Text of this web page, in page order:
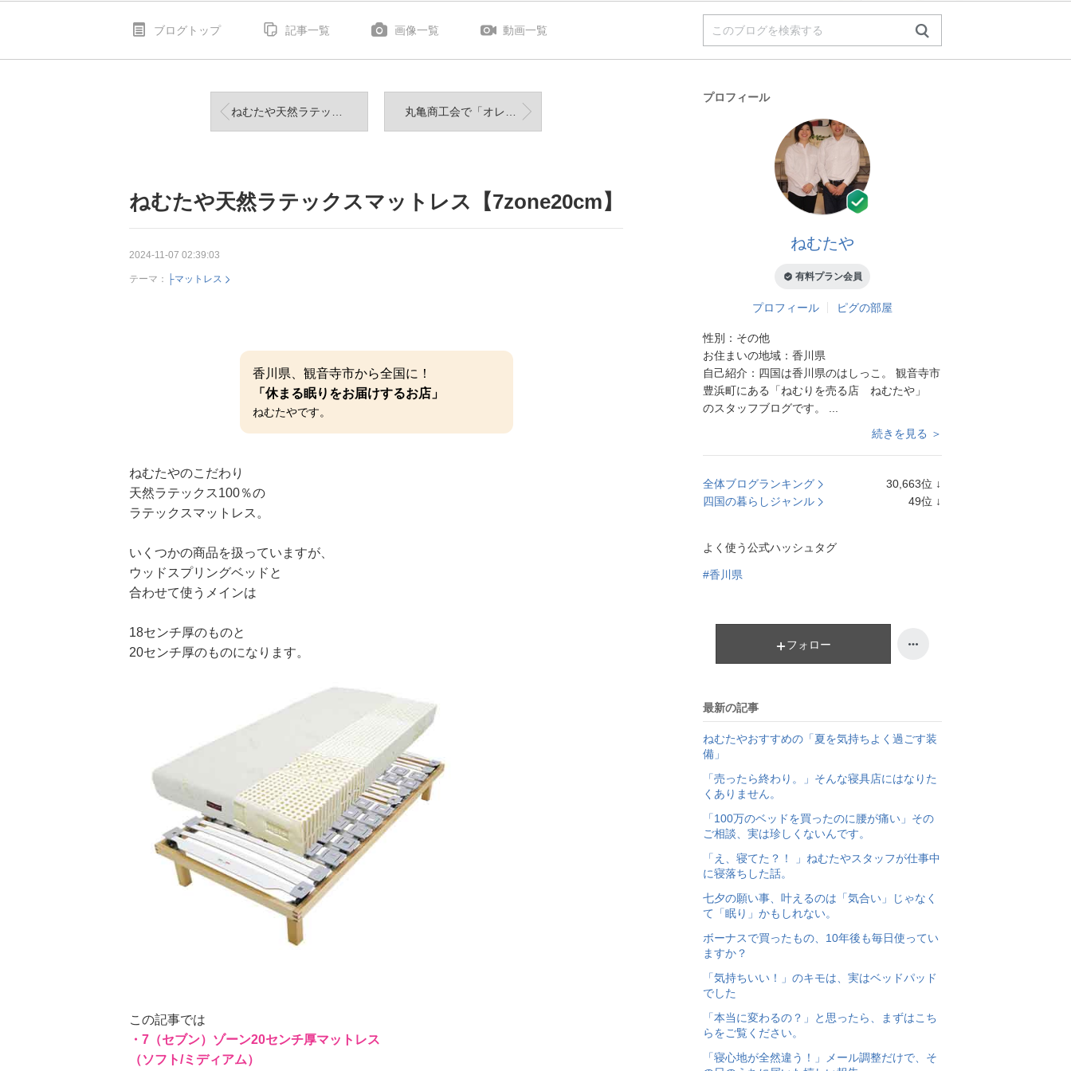
ブログトップ 記事一覧 画像一覧 動画一覧
ねむたや天然ラテックスマットレス【7zone18cm】
ねむたや天然ラテックスマットレス【7zone20cm】
2024-11-07 02:39:03
テーマ： ├マットレス
香川県、観音寺市から全国に！
「休まる眠りをお届けするお店」
ねむたやです。
ねむたやのこだわり
天然ラテックス100％の
ラテックスマットレス。
いくつかの商品を扱っていますが、
ウッドスプリングベッドと
合わせて使うメインは
18センチ厚のものと
20センチ厚のものになります。
この記事では
・7（セブン）ゾーン20センチ厚マットレス
（ソフト/ミディアム）
プロフィール
ねむたや
有料プラン会員
プロフィール ピグの部屋
性別： その他
お住まいの地域： 香川県
自己紹介： 四国は香川県のはしっこ。 観音寺市
豊浜町にある「ねむりを売る店 ねむたや」
のスタッフブログです。 ...
続きを見る ＞
全体ブログランキング 30,663位 ↓
四国の暮らしジャンル 49位 ↓
よく使う公式ハッシュタグ
#香川県
フォロー
最新の記事
ねむたやおすすめの「夏を気持ちよく過ごす装
備」
「売ったら終わり。」そんな寝具店にはなりた
くありません。
「100万のベッドを買ったのに腰が痛い」その
ご相談、実は珍しくないんです。
「え、寝てた？！ 」ねむたやスタッフが仕事中
に寝落ちした話。
七夕の願い事、叶えるのは「気合い」じゃなく
て「眠り」かもしれない。
ボーナスで買ったもの、10年後も毎日使ってい
ますか？
「気持ちいい！」のキモは、実はベッドパッド
でした
「本当に変わるの？」と思ったら、まずはこち
らをご覧ください。
「寝心地が全然違う！」メール調整だけで、そ